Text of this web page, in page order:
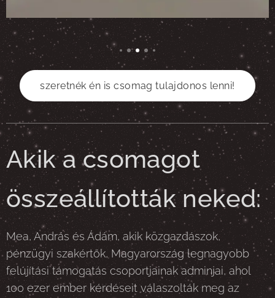
szeretnék én is csomag tulajdonos lenni!
Akik a csomagot
összeállították neked:
Mea, András és Ádám, akik közgazdászok,
pénzügyi szakértők, Magyarország legnagyobb
felújítási támogatás csoportjainak adminjai, ahol
100 ezer ember kérdéseit válaszolták meg az